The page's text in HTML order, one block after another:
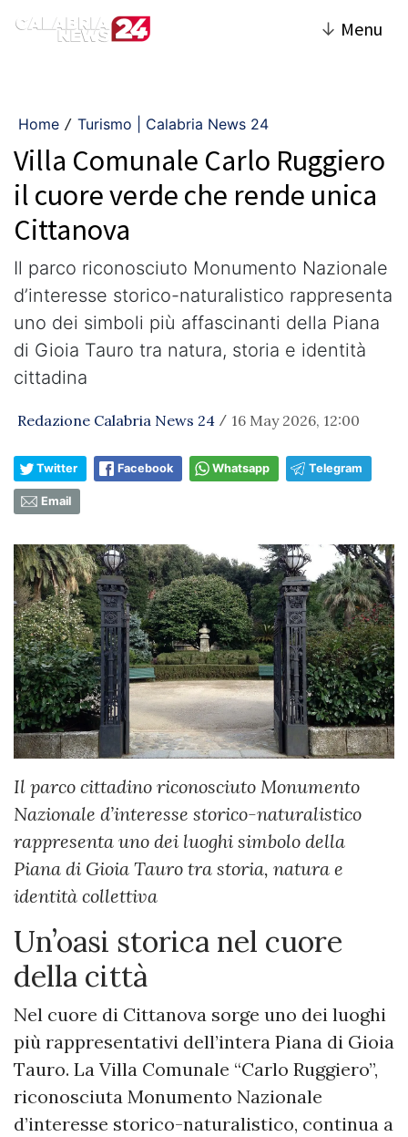
↓ Menu
Home / Turismo | Calabria News 24
Villa Comunale Carlo Ruggiero
il cuore verde che rende unica
Cittanova
Il parco riconosciuto Monumento Nazionale
d’interesse storico-naturalistico rappresenta
uno dei simboli più affascinanti della Piana
di Gioia Tauro tra natura, storia e identità
cittadina
Redazione Calabria News 24 / 16 May 2026, 12:00
Twitter Facebook Whatsapp Telegram
Email
Il parco cittadino riconosciuto Monumento
Nazionale d’interesse storico-naturalistico
rappresenta uno dei luoghi simbolo della
Piana di Gioia Tauro tra storia, natura e
identità collettiva
Un’oasi storica nel cuore
della città
Nel cuore di Cittanova sorge uno dei luoghi
più rappresentativi dell’intera Piana di Gioia
Tauro. La Villa Comunale “Carlo Ruggiero”,
riconosciuta Monumento Nazionale
d’interesse storico-naturalistico, continua a